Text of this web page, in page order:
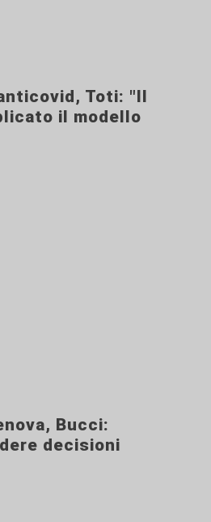
Toti: "Il
il modello
Bucci:
decisioni